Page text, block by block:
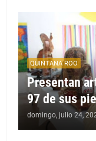
QUINTANA ROO
Presentan
97 de sus
domingo, julio 24,